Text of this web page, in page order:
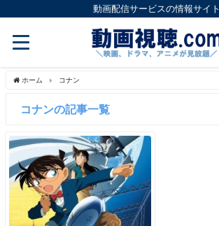
動画配信サービスの情報サイト
ホーム コナン
コナンの記事一覧